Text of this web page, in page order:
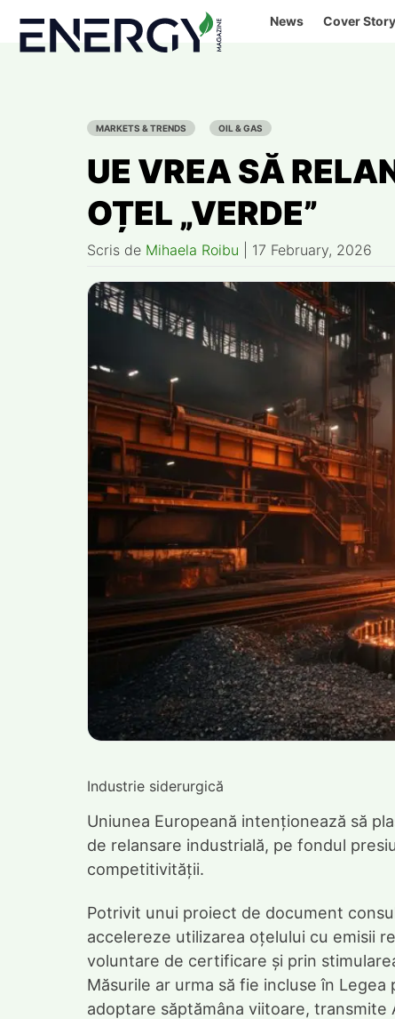
content
News Cover Story
MARKETS & TRENDS OIL & GAS
UE VREA SĂ
OȚEL „VERDE”
Scris de Mihaela Roibu 17 February, 2026
Industrie siderurgică
Uniunea Europeană intenționează să
de relansare industrială, pe fondul
competitivității.
Potrivit unui proiect de document
accelereze utilizarea oțelului cu emisii
voluntare de certificare și prin
Măsurile ar urma să fie incluse în
adoptare săptămâna viitoare, transmite